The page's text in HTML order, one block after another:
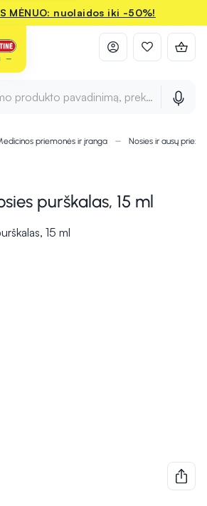
MĖNUO: nuolaidos iki -50%!
produkto pavadinimą, prekės ženklą ir
priemonės ir įranga Nosies ir ausų
purškalas, 15 ml